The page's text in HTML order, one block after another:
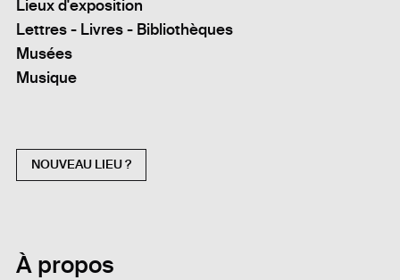
Lieux d'exposition
Lettres - Livres - Bibliothèques
Musées
Musique
NOUVEAU LIEU ?
À propos